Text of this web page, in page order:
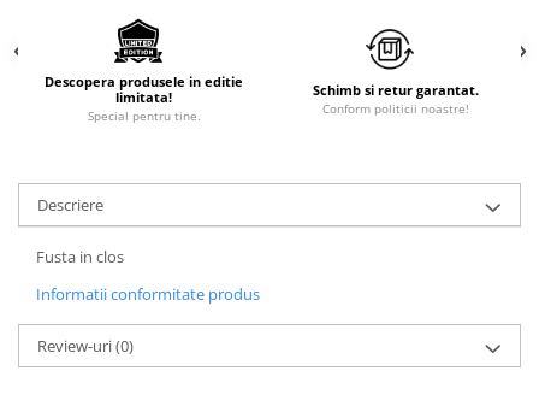
Descopera produsele in editie
limitata!
Special pentru tine.
Schimb si retur garantat.
Conform politicii noastre!
Descriere
Fusta in clos
Informatii conformitate produs
Review-uri(0)